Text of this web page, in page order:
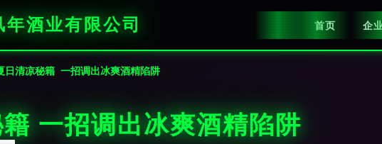
酒业有限公司 首页 企
日清凉秘籍 一招调出冰爽酒精陷阱
一招调出冰爽酒精陷阱